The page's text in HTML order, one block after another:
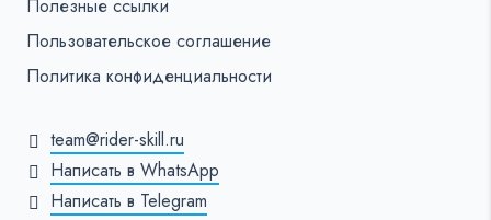
Полезные ссылки
Пользовательское соглашение
Политика конфиденциальности
team@rider-skill.ru
Написать в WhatsApp
Написать в Telegram